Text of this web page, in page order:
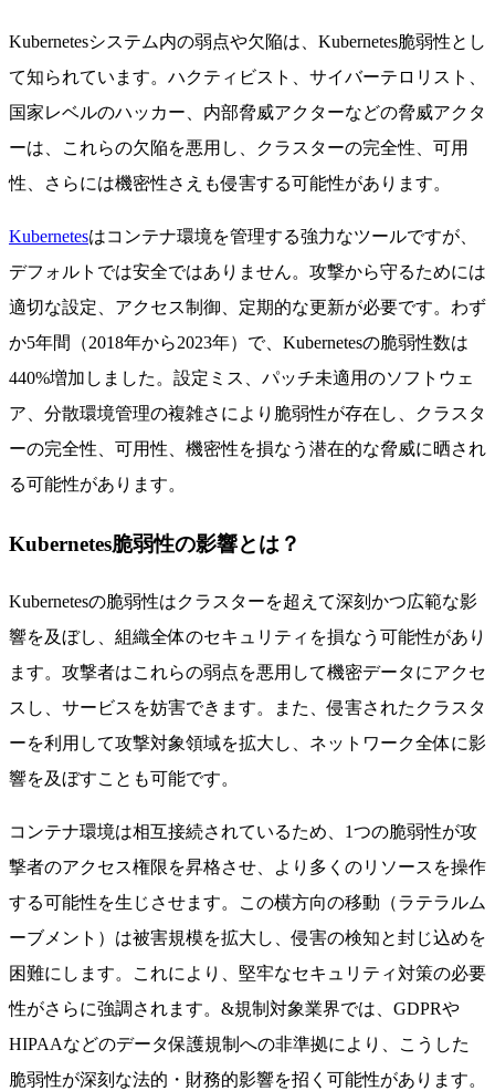
Kubernetesシステム内の弱点や欠陥は、Kubernetes脆弱性とし
て知られています。ハクティビスト、サイバーテロリスト、
国家レベルのハッカー、内部脅威アクターなどの脅威アクタ
ーは、これらの欠陥を悪用し、クラスターの完全性、可用
性、さらには機密性さえも侵害する可能性があります。
Kubernetesはコンテナ環境を管理する強力なツールですが、
デフォルトでは安全ではありません。攻撃から守るためには
適切な設定、アクセス制御、定期的な更新が必要です。わず
か5年間（2018年から2023年）で、Kubernetesの脆弱性数は
440%増加しました。設定ミス、パッチ未適用のソフトウェ
ア、分散環境管理の複雑さにより脆弱性が存在し、クラスタ
ーの完全性、可用性、機密性を損なう潜在的な脅威に晒され
る可能性があります。
Kubernetes脆弱性の影響とは？
Kubernetesの脆弱性はクラスターを超えて深刻かつ広範な影
響を及ぼし、組織全体のセキュリティを損なう可能性があり
ます。攻撃者はこれらの弱点を悪用して機密データにアクセ
スし、サービスを妨害できます。また、侵害されたクラスタ
ーを利用して攻撃対象領域を拡大し、ネットワーク全体に影
響を及ぼすことも可能です。
コンテナ環境は相互接続されているため、1つの脆弱性が攻
撃者のアクセス権限を昇格させ、より多くのリソースを操作
する可能性を生じさせます。この横方向の移動（ラテラルム
ーブメント）は被害規模を拡大し、侵害の検知と封じ込めを
困難にします。これにより、堅牢なセキュリティ対策の必要
性がさらに強調されます。&規制対象業界では、GDPRや
HIPAAなどのデータ保護規制への非準拠により、こうした
脆弱性が深刻な法的・財務的影響を招く可能性があります。